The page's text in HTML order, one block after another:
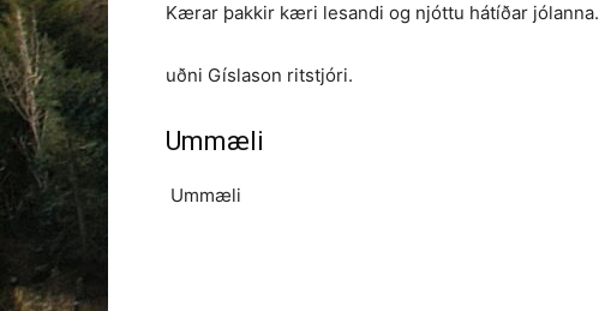
Kærar þakkir kæri lesandi og njóttu hátíðar jólanna.
uðni Gíslason ritstjóri.
Ummæli
Ummæli